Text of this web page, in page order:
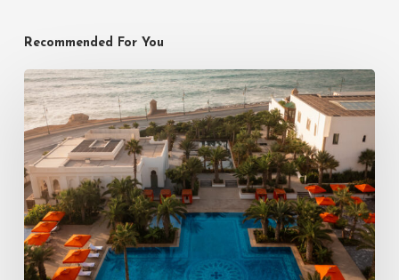
Recommended For You